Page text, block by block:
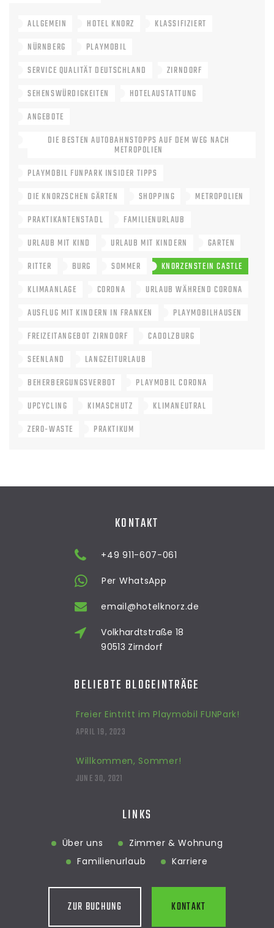
ALLGEMEIN HOTEL KNORZ
KLASSIFIZIERT
NÜRNBERG
PLAYMOBIL
SERVICE QUALITÄT DEUTSCHLAND
ZIRNDORF
SEHENSWÜRDIGKEITEN
HOTELAUSTATTUNG
ANGEBOTE
DIE BESTEN AUTOBAHNSTOPPS AUF DEM WEG NACH
METROPOLIEN
PLAYMOBIL FUNPARK INSIDER TIPPS
DIE KNORZSCHEN GÄRTEN
SHOPPING
METROPOLIEN
PRAKTIKANTENSTADL
FAMILIENURLAUB
URLAUB MIT KIND
URLAUB MIT KINDERN
GARTEN
RITTER
BURG SOMMER
KNORZENSTEIN CASTLE
KLIMAANLAGE
CORONA
URLAUB WÄHREND CORONA
AUSFLUG MIT KINDERN IN FRANKEN
PLAYMOBILHAUSEN
FREIZEITANGEBOT ZIRNDORF
CADOLZBURG
SEENLAND
LANGZEITURLAUB
BEHERBERGUNGSVERBOT
PLAYMOBIL CORONA
UPCYCLING
KIMASCHUTZ
KLIMANEUTRAL
ZERO-WASTE
PRAKTIKUM
KONTAKT
+49 911-607-061
Per WhatsApp
email@hotelknorz.de
Volkhardtstraße 18
90513 Zirndorf
BELIEBTE BLOGEINTRÄGE
Freier Eintritt im Playmobil FUNPark!
APRIL 19, 2023
Willkommen, Sommer!
JUNE 30, 2021
LINKS
Über uns
Zimmer & Wohnung
Familienurlaub
Karriere
ZUR BUCHUNG KONTAKT